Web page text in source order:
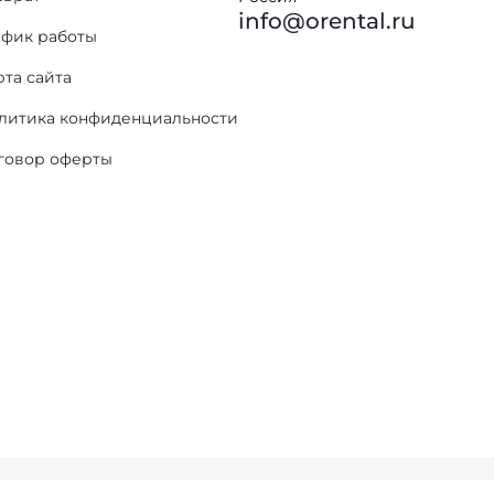
работы
сайта
конфиденциальности
оферты
info@orental.ru